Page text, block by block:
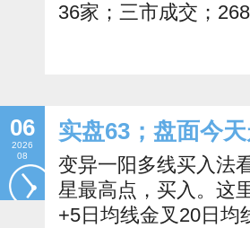
36家；三市成交；
06
2026
08
实盘63；盘面今
变异一阳多线买入法
星最高点，买入。这
+5日均线金叉20日均